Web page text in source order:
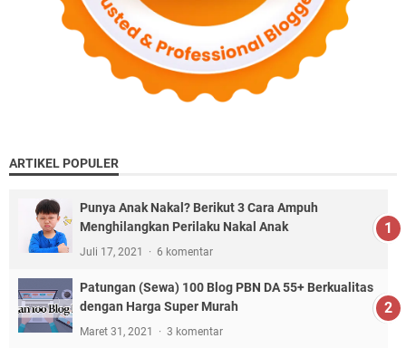
ARTIKEL POPULER
Punya Anak Nakal? Berikut 3 Cara Ampuh
Menghilangkan Perilaku Nakal Anak
Juli 17, 2021 6 komentar
Patungan (Sewa) 100 Blog PBN DA 55+ Berkualitas
dengan Harga Super Murah
Maret 31, 2021 3 komentar